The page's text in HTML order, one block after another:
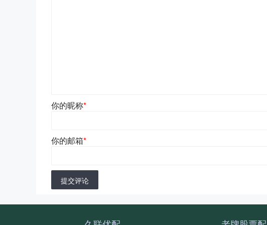
你的昵称*
你的邮箱*
提交评论